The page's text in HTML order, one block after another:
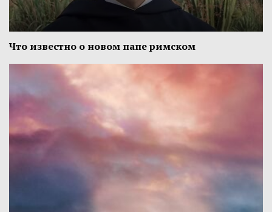
Что известно о новом папе римском